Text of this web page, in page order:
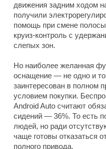
движения задним ходом
получили
помощь при смене
круиз-контроль с
слепых зон.
Но наиболее желанная
оснащение — не одно и
заинтересован в полном
условием покупки.
Android Auto считают
сидений — 36%. То есть
людей, но ради
чаще готовы отказаться
полного привода.